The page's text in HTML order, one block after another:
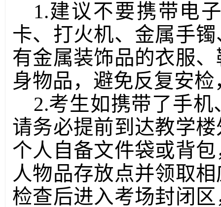
1.建议不要携带电
卡、打火机、金属手
有金属装饰品的衣服
身物品，避免反复安
2.考生如携带了手
请务必提前到达教学
个人自备文件袋或背
人物品存放点并领取
检查后进入考场封闭